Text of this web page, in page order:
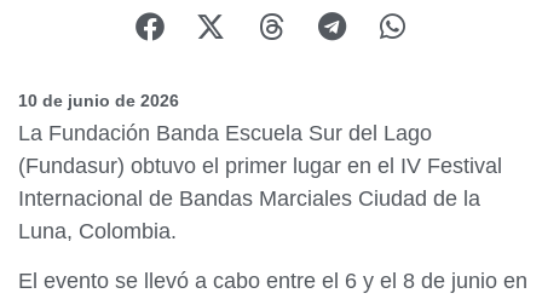
10 de junio de 2026
La Fundación Banda Escuela Sur del Lago
(Fundasur) obtuvo el primer lugar en el IV Festival
Internacional de Bandas Marciales Ciudad de la
Luna, Colombia.
El evento se llevó a cabo entre el 6 y el 8 de junio en